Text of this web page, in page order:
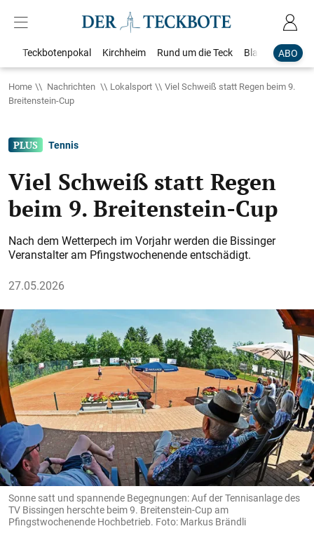
ABO
Teckbotenpokal Kirchheim Rund um die Teck Blaulicht
Home Nachrichten Lokalsport
Viel Schweiß statt Regen beim 9.
Breitenstein-Cup
Tennis
Viel Schweiß statt Regen
beim 9. Breitenstein-Cup
Nach dem Wetterpech im Vorjahr werden die Bissinger
Veranstalter am Pfingstwochenende entschädigt.
27.05.2026
Sonne satt und spannende Begegnungen: Auf der Tennisanlage des
TV Bissingen herschte beim 9. Breitenstein-Cup am
Pfingstwochenende Hochbetrieb. Foto: Markus Brändli